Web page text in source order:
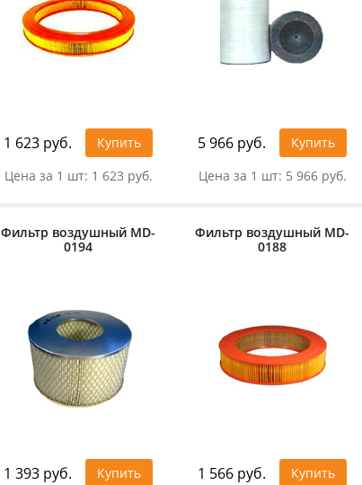
1 623 руб.
Купить
Цена за 1 шт: 1 623 руб.
5 966 руб.
Купить
Цена за 1 шт: 5 966 руб.
Фильтр воздушный MD-
0194
1 393 руб.
Купить
Фильтр воздушный MD-
0188
1 566 руб.
Купить